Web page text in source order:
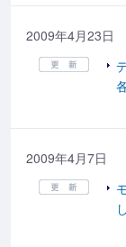
2009年4月23日
2009年4月7日